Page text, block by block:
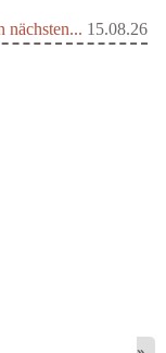
nächsten... 15.08.26